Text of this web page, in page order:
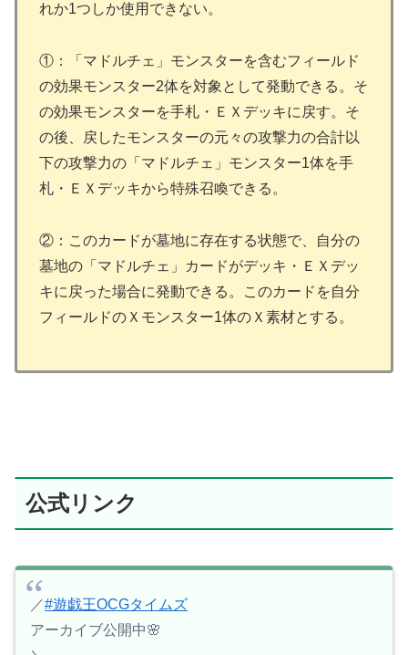
れか1つしか使用できない。
①：「マドルチェ」モンスターを含むフィールド
の効果モンスター2体を対象として発動できる。そ
の効果モンスターを手札・ＥＸデッキに戻す。そ
の後、戻したモンスターの元々の攻撃力の合計以
下の攻撃力の「マドルチェ」モンスター1体を手
札・ＥＸデッキから特殊召喚できる。
②：このカードが墓地に存在する状態で、自分の
墓地の「マドルチェ」カードがデッキ・ＥＸデッ
キに戻った場合に発動できる。このカードを自分
フィールドのＸモンスター1体のＸ素材とする。
公式リンク
／#遊戯王OCGタイムズ
アーカイブ公開中🌸